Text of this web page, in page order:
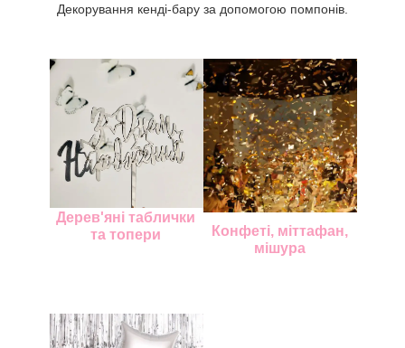
Декорування кенді-бару за допомогою помпонів.
Дерев'яні таблички
та топери
Конфеті, міттафан,
мішура